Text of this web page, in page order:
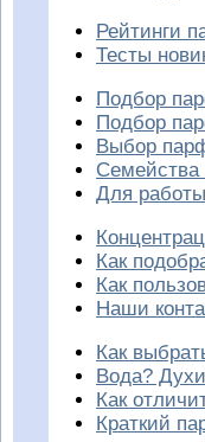
Рейтинги
Тесты
Подбор
Подбор
Выбор
Для
Как
Как
Наши
Как
Вода?
Как
Краткий